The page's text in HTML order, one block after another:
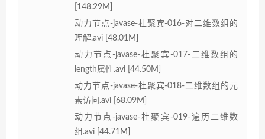
[148.29M]
动力节点-javase-杜聚宾-016-对二维数组的
理解.avi [48.01M]
动力节点-javase-杜聚宾-017-二维数组的
length属性.avi [44.50M]
动力节点-javase-杜聚宾-018-二维数组的元
素访问.avi [68.09M]
动力节点-javase-杜聚宾-019-遍历二维数
组.avi [44.71M]